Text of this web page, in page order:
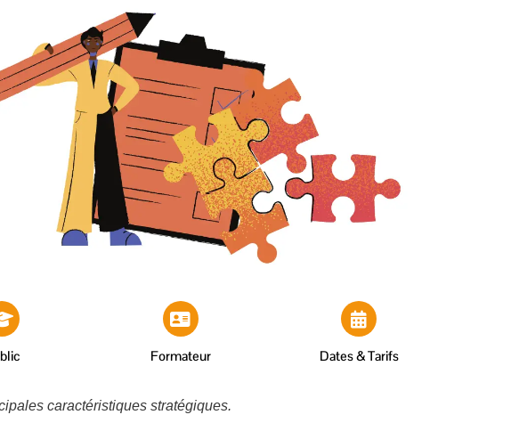
Formateur Dates & Tarifs
caractéristiques stratégiques.